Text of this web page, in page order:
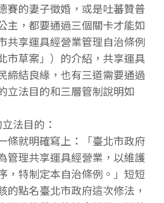
賽的妻子徵婚，或是吐蕃贊普
主，都要通過三個關卡才能如
共享運具經營業管理自治條例
市草案」）的介紹，共享運具
締結良緣，也有三道需要通過
立法目的和三層管制說明如
法目的：
條就明確寫上：「臺北市政府
管理共享運具經營業，以維護
，特制定本自治條例。」短短
的點名臺北市政府這次修法，